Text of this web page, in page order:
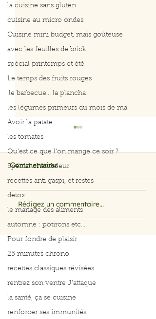
la cuisine sans gluten
cuisine au micro ondes
Cuisine mini budget, mais goûteuse
avec les feuilles de brick
spécial printemps et été
Le temps des fruits rouges
.le barbecue... la plancha
les légumes primeurs du mois de ma
Avoir la patate
les tomates
Qu’est ce que l’on mange ce soir ?
Spécial chandeleur
recettes anti gaspi, et restes
detox
le mariage des aliments
automne : potirons etc....
Pour fondre de plaisir
25 minutes chrono
recettes classiques révisées
rentrez son ventre J'attaque
la santé, ça se cuisine
renforcer ses immunités
Perdre son ventre
Commentaires
Rédigez un commentaire...